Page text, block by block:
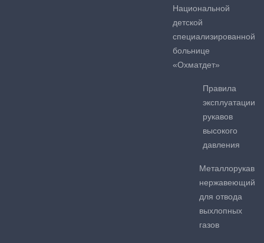
Национальной
детской
специализированной
больнице
«Охматдет»
Правила
эксплуатации
рукавов
высокого
давления
Металлорукав
нержавеющий
для отвода
выхлопных
газов